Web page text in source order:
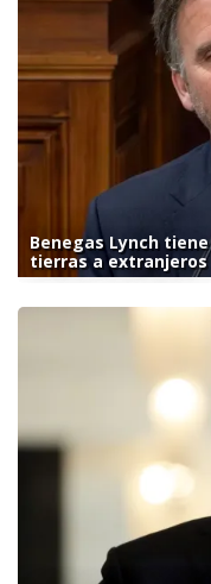
Benegas Lynch
tierras a extranjeros